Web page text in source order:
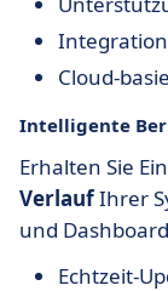
Cloud-
Intelligente
Erhalten Sie
VerlaufIhrer
und
Echtzeit-